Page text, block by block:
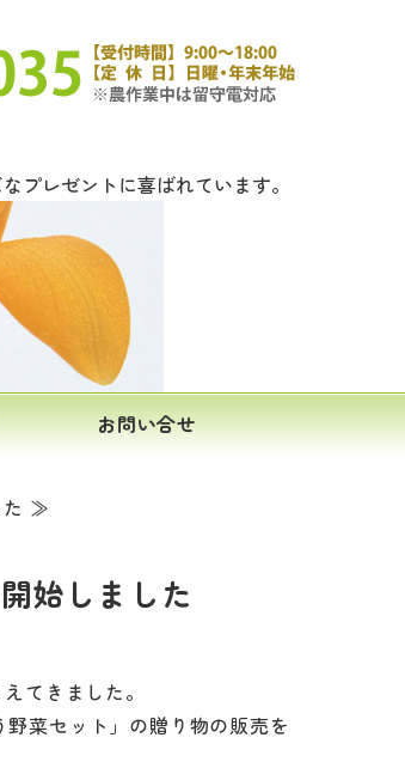
プレゼントに喜ばれています。
お問い合せ
た ≫
始しました
てきました。
菜セット」の贈り物の販売を